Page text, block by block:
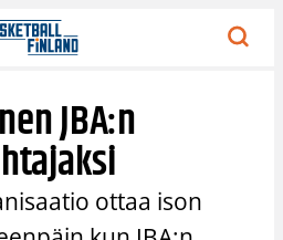
JBA:n
ottaa ison